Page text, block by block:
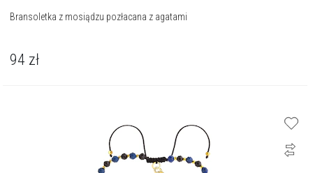
Bransoletka z mosiądzu pozłacana z agatami
94 zł